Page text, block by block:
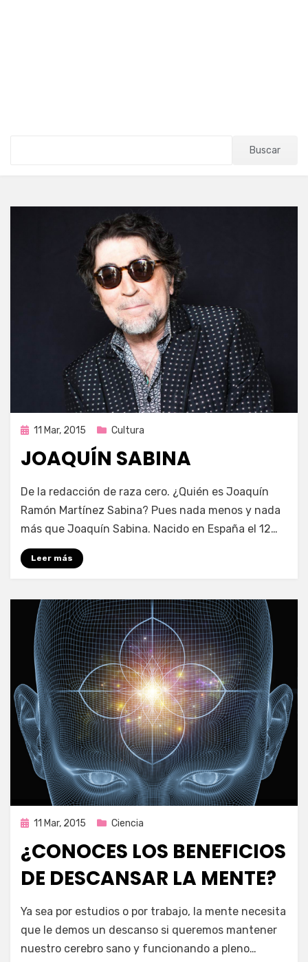
Buscar
Publicada
11 Mar, 2015 Cultura
JOAQUÍN SABINA
por Enrique
De la redacción de raza cero. ¿Quién es Joaquín
Ramón Martínez Sabina? Pues nada menos y nada
más que Joaquín Sabina. Nacido en España el 12…
Leer más
Publicada
11 Mar, 2015 Ciencia
¿CONOCES LOS BENEFICIOS
DE DESCANSAR LA MENTE?
Ya sea por estudios o por trabajo, la mente necesita
que le demos un descanso si queremos mantener
nuestro cerebro sano y funcionando a pleno…